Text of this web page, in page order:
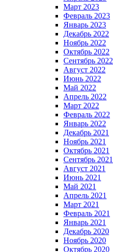
Март 2023
Февраль 2023
Январь 2023
Декабрь 2022
Ноябрь 2022
Октябрь 2022
Сентябрь 2022
Август 2022
Июнь 2022
Май 2022
Апрель 2022
Март 2022
Февраль 2022
Январь 2022
Декабрь 2021
Ноябрь 2021
Октябрь 2021
Сентябрь 2021
Август 2021
Июнь 2021
Май 2021
Апрель 2021
Март 2021
Февраль 2021
Январь 2021
Декабрь 2020
Ноябрь 2020
Октябрь 2020